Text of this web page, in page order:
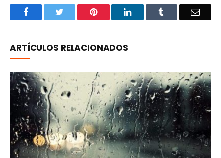
Facebook Pinterest LinkedIn Email
ARTÍCULOS RELACIONADOS